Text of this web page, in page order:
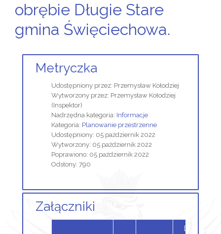
obrębie Długie Stare
gmina Święciechowa.
Metryczka
Udostępniony przez: Przemysław Kołodziej
Wytworzony przez: Przemysław Kołodziej
(Inspektor)
Nadrzędna kategoria: Informacje
Kategoria: Planowanie przestrzenne
Udostępniony: 05 październik 2022
Wytworzony: 05 październik 2022
Poprawiono: 05 październik 2022
Odsłony: 790
Załączniki
Dodany